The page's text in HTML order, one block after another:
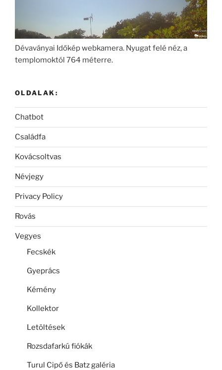
Dévaványai Időkép webkamera. Nyugat felé néz, a
templomoktól 764 méterre.
OLDALAK:
Chatbot
Családfa
Kovácsoltvas
Névjegy
Privacy Policy
Rovás
Vegyes
Fecskék
Gyeprács
Kémény
Kollektor
Letöltések
Rozsdafarkú fiókák
Turul Cipő és Batz galéria